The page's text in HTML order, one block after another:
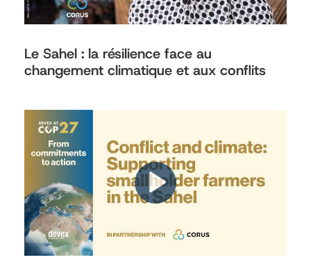
Le Sahel : la résilience face au
changement climatique et aux conflits